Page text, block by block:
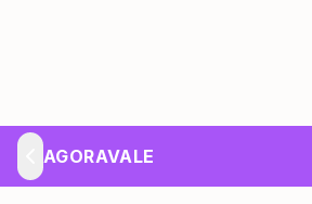
AGORAVALE